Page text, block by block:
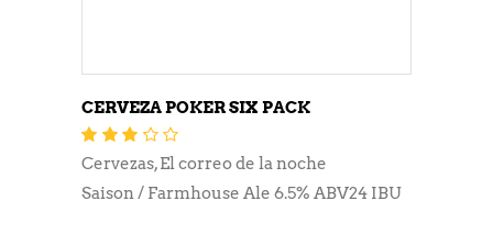
CERVEZA POKER SIX PACK
de 5
Cervezas,El correo de la noche
Saison / Farmhouse Ale 6.5% ABV24 IBU